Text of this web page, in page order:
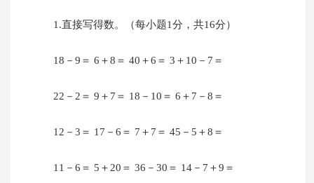
1.直接写得数。（每小题1分，共16分）
18－9＝ 6＋8＝ 40＋6＝ 3＋10－7＝
22－2＝ 9＋7＝ 18－10＝ 6＋7－8＝
12－3＝ 17－6＝ 7＋7＝ 45－5＋8＝
11－6＝ 5＋20＝ 36－30＝ 14－7＋9＝